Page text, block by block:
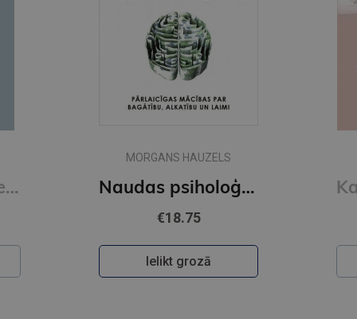
Read People Like a Book : How to Analyze, Understand, and Predict People's Emotions, Thoughts, Inten
MORGANS HAUZELS
Naudas psiholoģija
€18.75
Ielikt grozā